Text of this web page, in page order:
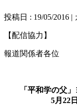
投稿日 : 19/05/2016 |
【配信協力】
報道関係者各位
「平和学の父
5月22